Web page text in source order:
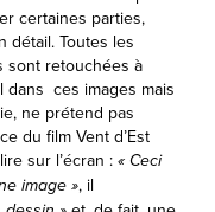
certaines parties,
détail. Toutes les
sont retouchées à
dans ces images mais
ne prétend pas
du film Vent d’Est
sur l’écran :« Ceci
image », il